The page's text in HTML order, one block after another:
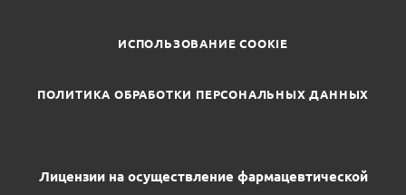
ИСПОЛЬЗОВАНИЕ COOKIE
ПОЛИТИКА ОБРАБОТКИ ПЕРСОНАЛЬНЫХ ДАННЫХ
Лицензии на осуществление фармацевтической